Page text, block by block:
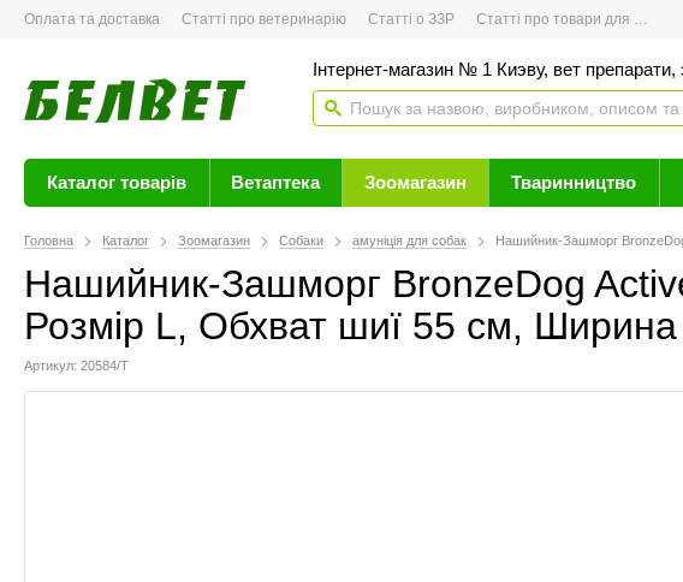
Оплата та доставка Статті про ветеринарію Статті о ЗЗР Статті про товари для здоров'я
Інтернет-магазин № 1 Киэву, вет препарати,
Каталог товарів Ветаптека Зоомагазин Тваринництво
Головна Каталог Зоомагазин Собаки амуніція для собак Нашийник-Зашморг
Нашийник-Зашморг BronzeDog
Розмір L, Обхват шиї 55 см,
Артикул: 20584/Т